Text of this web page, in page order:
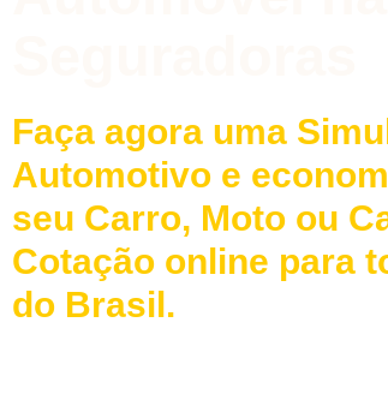
Faça agora uma
Automotivo e
seu Carro, Moto ou
Cotação online para
do Brasil.